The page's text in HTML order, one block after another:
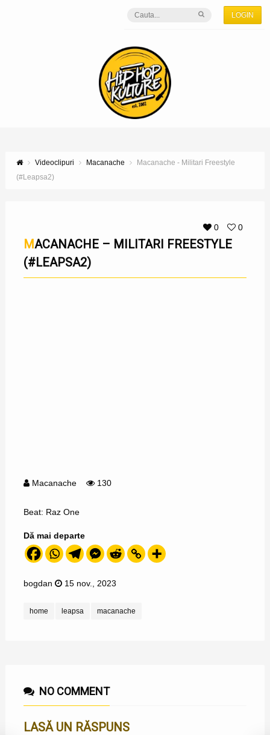
LOGIN
Videoclipuri Macanache
Macanache - Militari Freestyle
(#Leapsa2)
0 0
MACANACHE – MILITARI FREESTYLE
(#LEAPSA2)
Macanache 130
Beat: Raz One
Dă mai departe
bogdan 15 nov., 2023
home leapsa macanache
NO COMMENT
LASĂ UN RĂSPUNS